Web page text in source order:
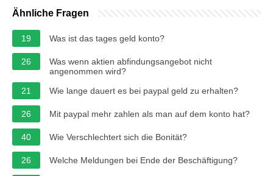
Ähnliche Fragen
19 Was ist das tages geld konto?
26
Was wenn aktien abfindungsangebot nicht
angenommen wird?
21
Wie lange dauert es bei paypal geld zu erhalten?
26 Mit paypal mehr zahlen als man auf dem konto hat?
40 Wie Verschlechtert sich die Bonität?
26 Welche Meldungen bei Ende der Beschäftigung?